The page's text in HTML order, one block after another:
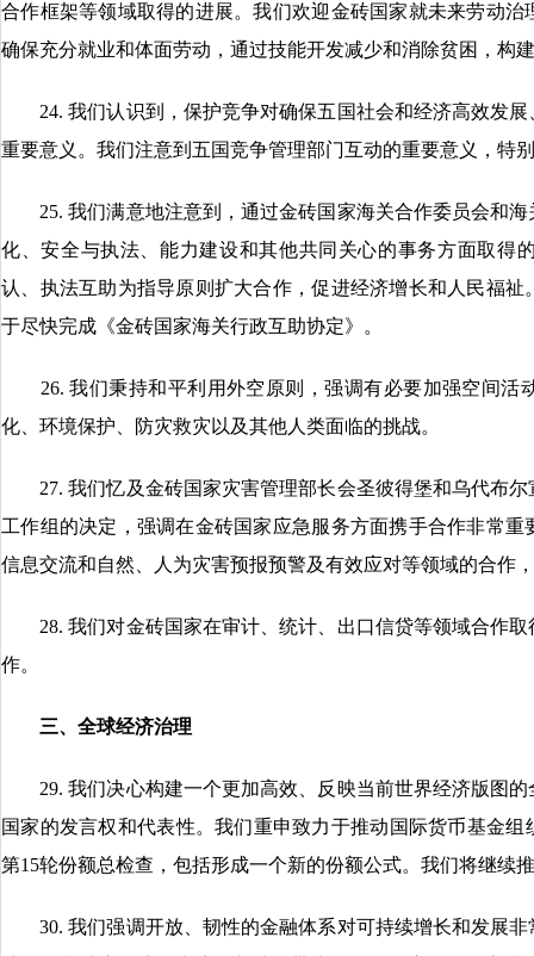
合作框架等领域取得的进展。我们欢迎金砖国家就未来劳动
确保充分就业和体面劳动，通过技能开发减少和消除贫困，构
24. 我们认识到，保护竞争对确保五国社会和经济高效发展
重要意义。我们注意到五国竞争管理部门互动的重要意义，特
25. 我们满意地注意到，通过金砖国家海关合作委员会和海
化、安全与执法、能力建设和其他共同关心的事务方面取得
认、执法互助为指导原则扩大合作，促进经济增长和人民福
于尽快完成《金砖国家海关行政互助协定》。
26. 我们秉持和平利用外空原则，强调有必要加强空间活
化、环境保护、防灾救灾以及其他人类面临的挑战。
27. 我们忆及金砖国家灾害管理部长会圣彼得堡和乌代布尔
工作组的决定，强调在金砖国家应急服务方面携手合作非常
信息交流和自然、人为灾害预报预警及有效应对等领域的合作
28. 我们对金砖国家在审计、统计、出口信贷等领域合作取
作。
三、全球经济治理
29. 我们决心构建一个更加高效、反映当前世界经济版图的
国家的发言权和代表性。我们重申致力于推动国际货币基金组
第15轮份额总检查，包括形成一个新的份额公式。我们将继续
30. 我们强调开放、韧性的金融体系对可持续增长和发展非